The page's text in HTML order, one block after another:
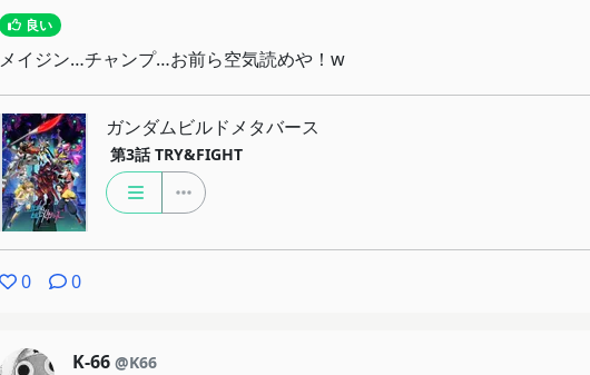
良い
メイジン…チャンプ…お前ら空気読めや！w
ガンダムビルドメタバース
第3話 TRY&FIGHT
0 0
K-66 @K66